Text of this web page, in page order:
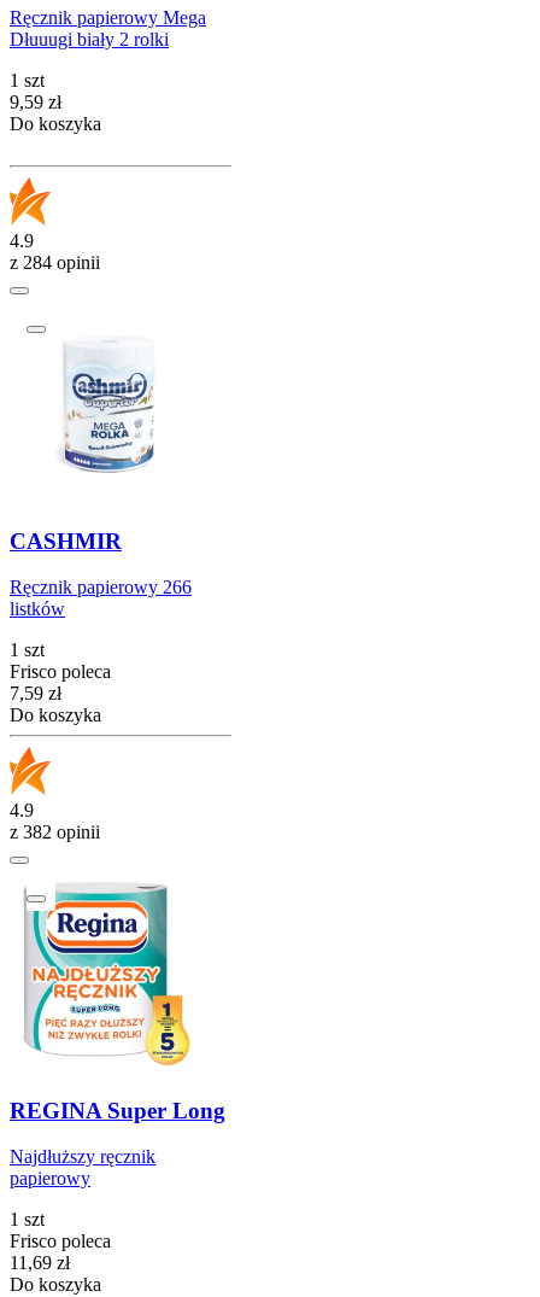
Ręcznik papierowy Mega
Dłuuugi biały 2 rolki
1 szt
Cena
9,59 zł
Do koszyka
4.9
z 284 opinii
CASHMIR
Ręcznik papierowy 266
listków
1 szt
Frisco poleca
Cena
7,59 zł
Do koszyka
4.9
z 382 opinii
REGINA Super Long
Najdłuższy ręcznik
papierowy
1 szt
Frisco poleca
Cena
11,69 zł
Do koszyka